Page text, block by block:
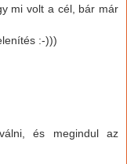
mi volt a cél, bár már
:-)))
és megindul az